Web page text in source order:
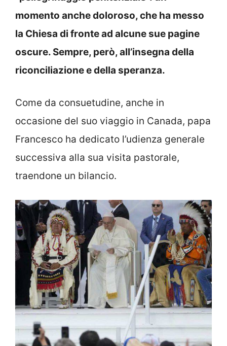
momento anche doloroso, che ha messo
la Chiesa di fronte ad alcune sue pagine
oscure. Sempre, però, all’insegna della
riconciliazione e della speranza.
Come da consuetudine, anche in
occasione del suo viaggio in Canada, papa
Francesco ha dedicato l’udienza generale
successiva alla sua visita pastorale,
traendone un bilancio.